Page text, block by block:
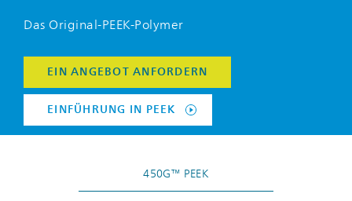
Das Original-PEEK-Polymer
EIN ANGEBOT ANFORDERN
EINFÜHRUNG IN PEEK
450G™ PEEK